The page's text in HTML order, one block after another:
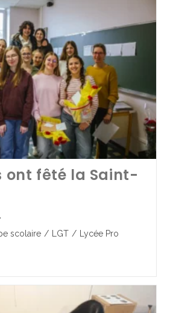
ont fêté la Saint-
scolaire / LGT / Lycée Pro
3e Défense à la